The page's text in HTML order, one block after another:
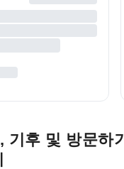
기후 및 방문하기